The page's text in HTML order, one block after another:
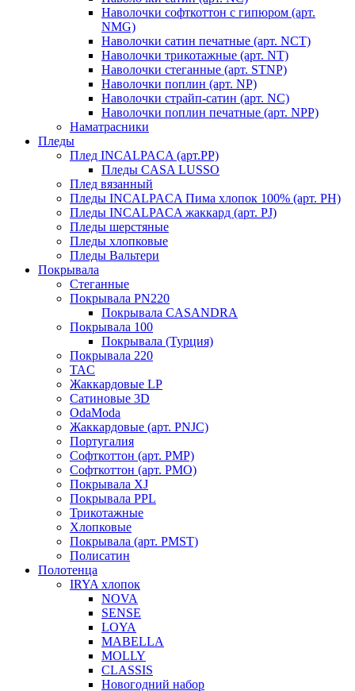
Наволочки софткоттон с гипюром (арт.
NMG)
Наволочки сатин печатные (арт. NCT)
Наволочки трикотажные (арт. NT)
Наволочки стеганные (арт. STNP)
Наволочки поплин (арт. NP)
Наволочки страйп-сатин (арт. NC)
Наволочки поплин печатные (арт. NPP)
Наматрасники
Пледы
Плед INCALPACA (арт.PP)
Пледы CASA LUSSO
Плед вязанный
Пледы INCALPACA Пима хлопок 100% (арт. PH)
Пледы INCALPACA жаккард (арт. PJ)
Пледы шерстяные
Пледы хлопковые
Пледы Вальтери
Покрывала
Стеганные
Покрывала PN220
Покрывала CASANDRA
Покрывала 100
Покрывала (Турция)
Покрывала 220
TAC
Жаккардовые LP
Сатиновые 3D
OdaModa
Жаккардовые (арт. PNJC)
Португалия
Софткоттон (арт. PMP)
Софткоттон (арт. PMO)
Покрывала XJ
Покрывала PPL
Трикотажные
Хлопковые
Покрывала (арт. PMST)
Полисатин
Полотенца
IRYA хлопок
NOVA
SENSE
LOYA
MABELLA
MOLLY
CLASSIS
Новогодний набор